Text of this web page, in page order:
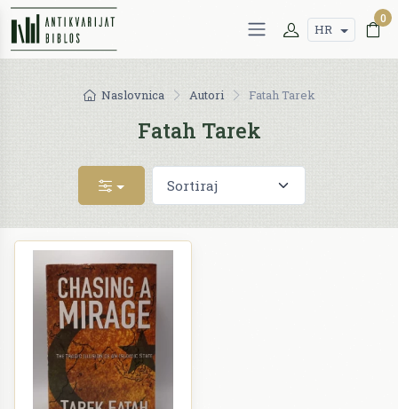
HR
0
Naslovnica Autori Fatah Tarek
Fatah Tarek